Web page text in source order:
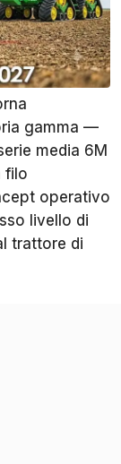
alle
Condividi
John
normale ciclo
gamma —
media 6M
filo
operativo
livello di
trattore di